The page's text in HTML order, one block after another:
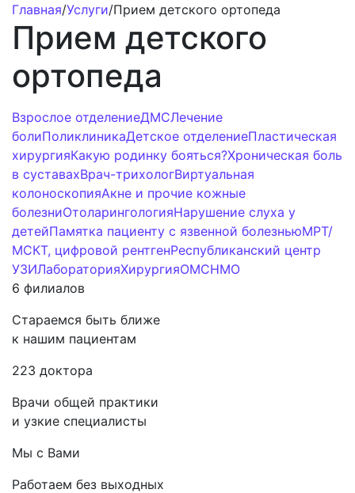
Главная/Услуги/Прием детского ортопеда
Прием детского
ортопеда
Взрослое отделениеДМСЛечение
болиПоликлиникаДетское отделениеПластическая
хирургияКакую родинку бояться?Хроническая боль
в суставахВрач-трихологВиртуальная
колоноскопияАкне и прочие кожные
болезниОтоларингологияНарушение слуха у
детейПамятка пациенту с язвенной болезньюМРТ/
МСКТ, цифровой рентгенРеспубликанский центр
УЗИЛабораторияХирургияОМСНМО
6 филиалов
Стараемся быть ближе
к нашим пациентам
223 доктора
Врачи общей практики
и узкие специалисты
Мы с Вами
Работаем без выходных